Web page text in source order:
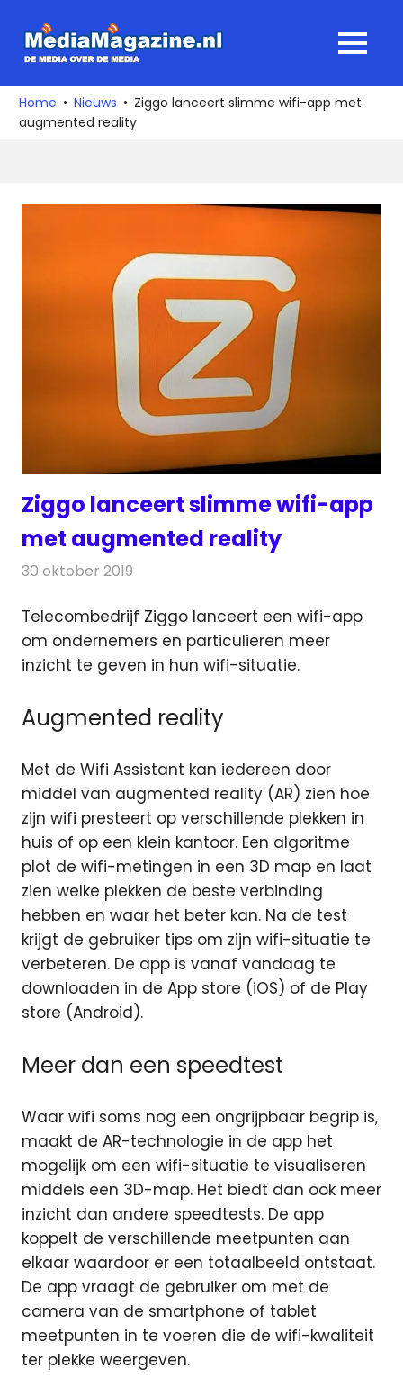
naar
media
over
de
MENU
Home Nieuws
Ziggo lanceert slimme wifi-app met
augmented reality
Ziggo lanceert slimme wifi-app
met augmented reality
30 oktober 2019
Telecombedrijf Ziggo lanceert een wifi-app
om ondernemers en particulieren meer
inzicht te geven in hun wifi-situatie.
Augmented reality
Met de Wifi Assistant kan iedereen door
middel van augmented reality (AR) zien hoe
zijn wifi presteert op verschillende plekken in
huis of op een klein kantoor. Een algoritme
plot de wifi-metingen in een 3D map en laat
zien welke plekken de beste verbinding
hebben en waar het beter kan. Na de test
krijgt de gebruiker tips om zijn wifi-situatie te
verbeteren. De app is vanaf vandaag te
downloaden in de App store (iOS) of de Play
store (Android).
Meer dan een speedtest
Waar wifi soms nog een ongrijpbaar begrip is,
maakt de AR-technologie in de app het
mogelijk om een wifi-situatie te visualiseren
middels een 3D-map. Het biedt dan ook meer
inzicht dan andere speedtests. De app
koppelt de verschillende meetpunten aan
elkaar waardoor er een totaalbeeld ontstaat.
De app vraagt de gebruiker om met de
camera van de smartphone of tablet
meetpunten in te voeren die de wifi-kwaliteit
ter plekke weergeven.